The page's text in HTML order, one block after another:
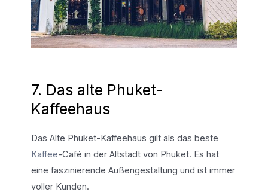
7. Das alte Phuket-
Kaffeehaus
Das Alte Phuket-Kaffeehaus gilt als das beste
Kaffee-Café in der Altstadt von Phuket. Es hat
eine faszinierende Außengestaltung und ist immer
voller Kunden.